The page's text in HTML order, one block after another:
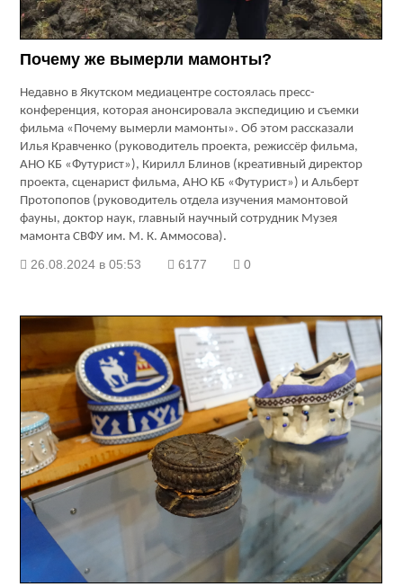
Почему же вымерли мамонты?
Недавно в Якутском медиацентре состоялась пресс-
конференция, которая анонсировала экспедицию и съемки
фильма «Почему вымерли мамонты». Об этом рассказали
Илья Кравченко (руководитель проекта, режиссёр фильма,
АНО КБ «Футурист»), Кирилл Блинов (креативный директор
проекта, сценарист фильма, АНО КБ «Футурист») и Альберт
Протопопов (руководитель отдела изучения мамонтовой
фауны, доктор наук, главный научный сотрудник Музея
мамонта СВФУ им. М. К. Аммосова).
26.08.2024 в 05:53 6177 0